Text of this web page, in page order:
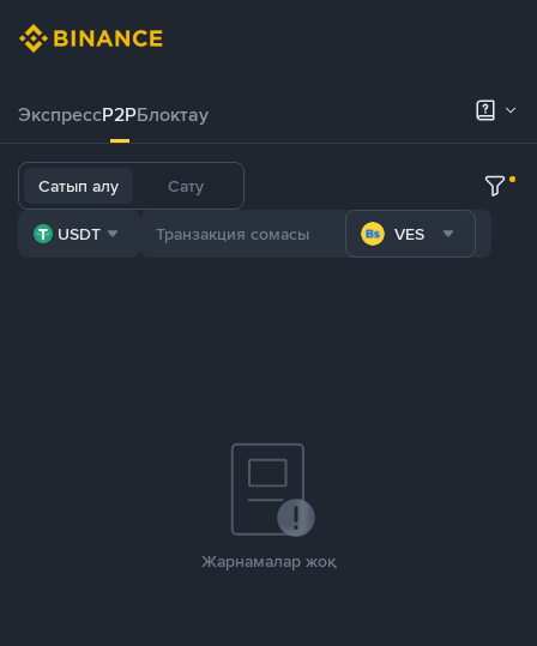
ЭкспрессP2PБлоктау
Сатып алу Сату
USDT VES
Жарнамалар жоқ